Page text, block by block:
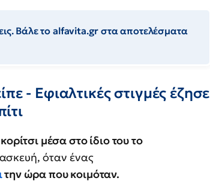
Βάλε το alfavita.gr στα αποτελέσματα
- Εφιαλτικές στιγμές έζησε
μέσα στο ίδιο του το
όταν ένας
την ώρα που κοιμόταν.